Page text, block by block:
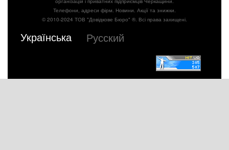
Телефони, адреси фірм. Новини. Акції та знижки.
© 2010-2024 ТОВ "Довідкове Бюро" ®. Всі права захищені.
Українська Русский